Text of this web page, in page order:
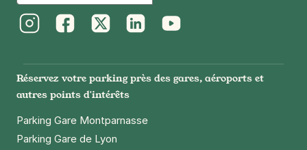
Réservez votre parking près des gares, aéroports et
autres points d'intérêts
Parking Gare Montparnasse
Parking Gare de Lyon